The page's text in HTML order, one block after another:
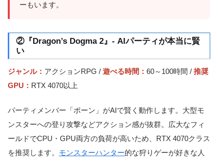
ーもいます。
②『Dragon’s Dogma 2』- AIパーティが本当に賢
い
ジャンル： アクションRPG / 遊べる時間： 60～100時間 / 推奨
GPU： RTX 4070以上
パーティメンバー「ポーン」がAIで賢く動作します。大型モ
ンスターへの登り攻撃などアクション感が抜群。広大なフィ
ールドでCPU・GPU両方の負荷が高いため、RTX 4070クラス
を推奨します。 モンスターハンター的な狩りゲーが好きな人